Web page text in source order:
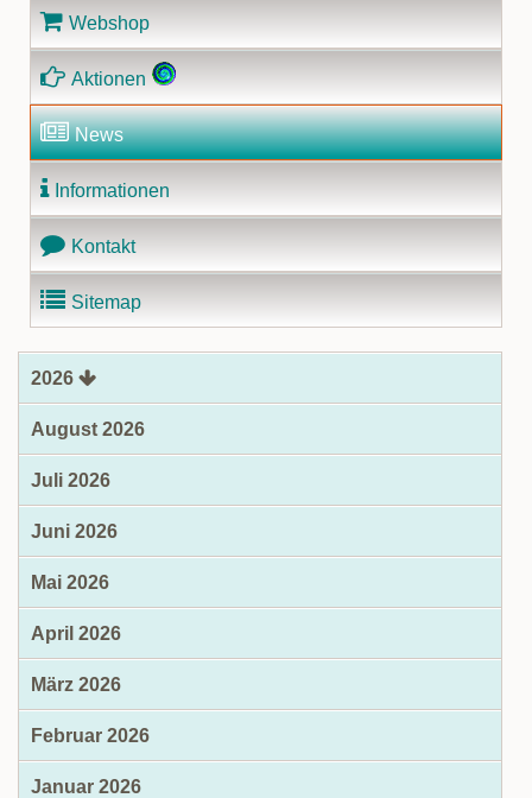
Webshop
Aktionen
News
Informationen
Kontakt
Sitemap
2026
August 2026
Juli 2026
Juni 2026
Mai 2026
April 2026
März 2026
Februar 2026
Januar 2026